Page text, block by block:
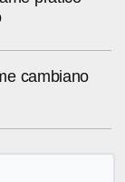
cambiano